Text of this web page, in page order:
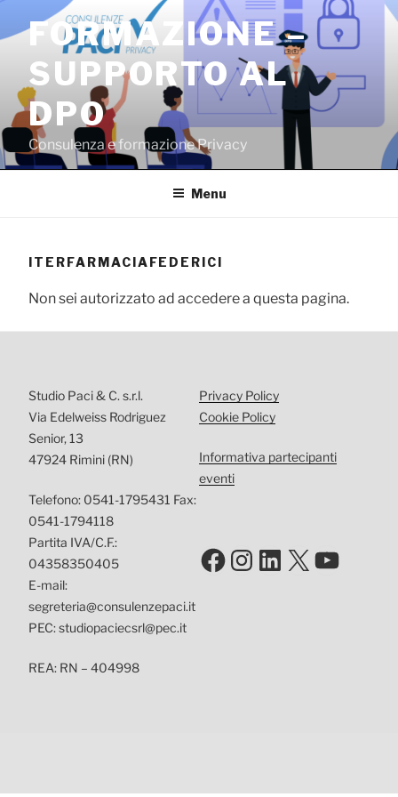
contenuto
FORMAZIONE –
SUPPORTO AL
DPO
Consulenza e formazione Privacy
Menu
ITERFARMACIAFEDERICI
Non sei autorizzato ad accedere a questa pagina.
Studio Paci & C. s.r.l.
Via Edelweiss Rodriguez
Senior, 13
47924 Rimini (RN)
Telefono: 0541-1795431 Fax:
0541-1794118
Partita IVA/C.F.:
04358350405
E-mail:
segreteria@consulenzepaci.it
PEC: studiopaciecsrl@pec.it
REA: RN – 404998
Privacy Policy
Cookie Policy
Informativa partecipanti
eventi
Facebook
Instagram
LinkedIn
X